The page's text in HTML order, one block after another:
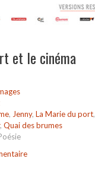
et le cinéma
, Jenny, La Marie du port,
, Quai des brumes